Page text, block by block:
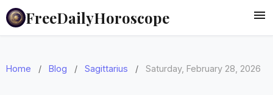
FreeDailyHoroscope
Home / Blog / Sagittarius / Saturday, February 28, 2026